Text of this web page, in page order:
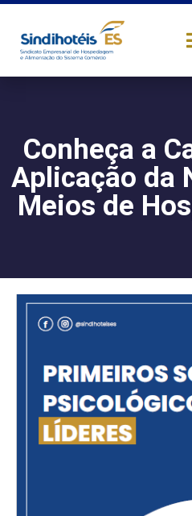
Conheça a
Aplicação da
Meios de